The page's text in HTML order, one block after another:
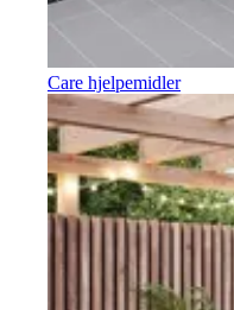
Care hjelpemidler